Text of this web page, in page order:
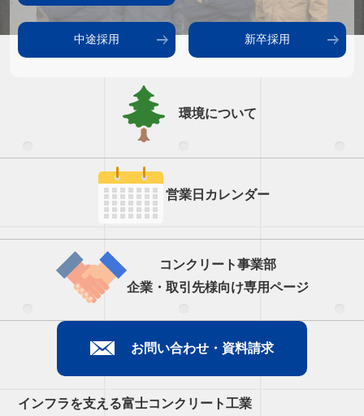
中途採用 新卒採用
環境について
営業日カレンダー
コンクリート事業部
企業・取引先様向け専用ページ
お問い合わせ・資料請求
インフラを支える富士コンクリート工業